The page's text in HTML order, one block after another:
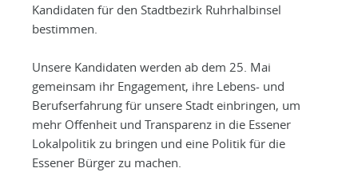
Kandidaten für den Stadtbezirk Ruhrhalbinsel
bestimmen.
Unsere Kandidaten werden ab dem 25. Mai
gemeinsam ihr Engagement, ihre Lebens- und
Berufserfahrung für unsere Stadt einbringen, um
mehr Offenheit und Transparenz in die Essener
Lokalpolitik zu bringen und eine Politik für die
Essener Bürger zu machen.